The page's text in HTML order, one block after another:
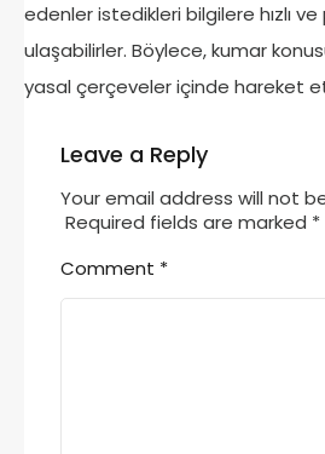
edenler istedikleri bilgilere hızlı
ulaşabilirler. Böylece, kumar
yasal çerçeveler içinde hareket
Leave a Reply
Your email address will not
Required fields are marked *
Comment *